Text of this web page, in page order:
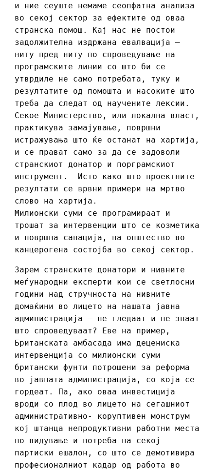
и ние сеуште немаме сеопфатна анализа
во секој сектор за ефектите од оваа
странска помош. Кај нас не постои
задолжителна издржана евалвација –
ниту пред ниту по спроведување на
програмските линии со што би се
утврдиле не само потребата, туку и
резултатите од помошта и насоките што
треба да следат од научените лексии.
Секое Министерство, или локална власт,
практикува замајување, површни
истражувања што ќе останат на хартија,
и се прават само за да се задоволи
странскиот донатор и порграмскиот
инструмент. Исто како што проектните
резултати се врвни примери на мртво
слово на хартија.
Милионски суми се програмираат и
трошат за интервенции што се козметика
и површна санација, на општество во
канцерогена состојба во секој сектор.
Зарем странските донатори и нивните
меѓународни експерти кои се светлосни
години над стручноста на нивните
домаќини во лицето на нашата јавна
администрација – не гледаат и не знаат
што спроведуваат? Еве на пример,
Британската амбасада има децениска
интервенција со милионски суми
британски фунти потрошени за реформа
во јавната администрација, со која се
гордеат. Па, ако оваа инвестиција
вроди со плод во лицето на сегашниот
административно- коруптивен монструм
кој штанца непродуктивни работни места
по видување и потреба на секој
партиски ешалон, со што се демотивира
професионалниот кадар од работа во